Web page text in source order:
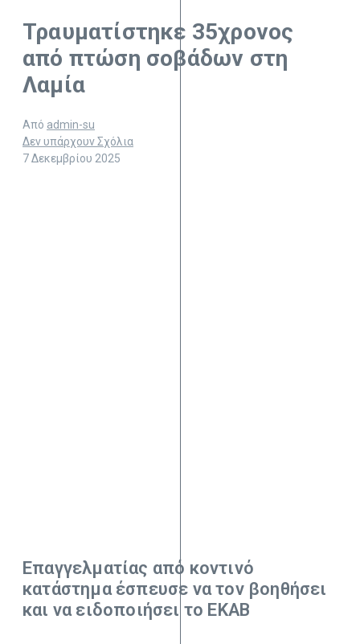
Τραυματίστηκε 35χρονος
από πτώση σοβάδων στη
Λαμία
Από admin-su
Δεν υπάρχουν Σχόλια
7 Δεκεμβρίου 2025
Επαγγελματίας από κοντινό
κατάστημα έσπευσε να τον βοηθήσει
και να ειδοποιήσει το ΕΚΑΒ